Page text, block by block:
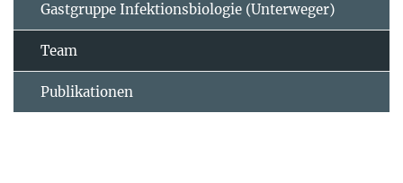
Gastgruppe Infektionsbiologie (Unterweger)
Team
Publikationen